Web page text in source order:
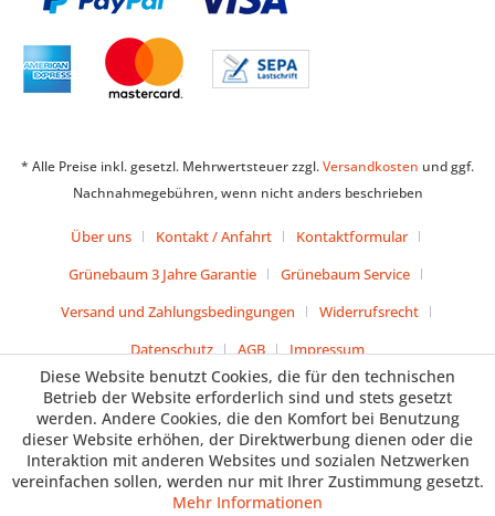
* Alle Preise inkl. gesetzl. Mehrwertsteuer zzgl.Versandkosten und ggf.
Nachnahmegebühren, wenn nicht anders beschrieben
Über uns Kontakt / Anfahrt
Kontaktformular
Grünebaum 3 Jahre Garantie
Grünebaum Service
Versand und Zahlungsbedingungen
Widerrufsrecht
Datenschutz
AGB Impressum
Diese Website benutzt Cookies, die für den technischen
Betrieb der Website erforderlich sind und stets gesetzt
werden. Andere Cookies, die den Komfort bei Benutzung
dieser Website erhöhen, der Direktwerbung dienen oder die
Interaktion mit anderen Websites und sozialen Netzwerken
vereinfachen sollen, werden nur mit Ihrer Zustimmung gesetzt.
Mehr Informationen